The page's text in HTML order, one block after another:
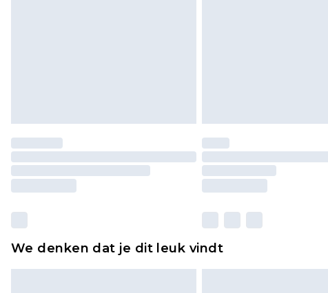
We denken dat je dit leuk vindt